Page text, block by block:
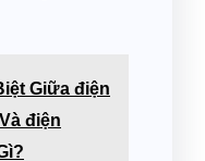
Giữa điện
điện